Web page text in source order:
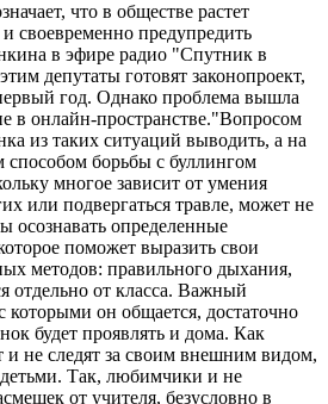
что в обществе растет
своевременно предупредить
в эфире радио "Спутник в
депутаты готовят законопроект,
год. Однако проблема вышла
в онлайн-пространстве."Вопросом
из таких ситуаций выводить, а на
способом борьбы с буллингом
многое зависит от умения
или подвергаться травле, может не
осознавать определенные
поможет выразить свои
методов: правильного дыхания,
отдельно от класса. Важный
которыми он общается, достаточно
будет проявлять и дома. Как
и не следят за своим внешним видом,
детьми. Так, любимчики и не
от учителя, безусловно в